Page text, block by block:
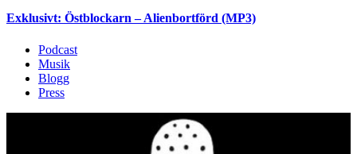
Exklusivt: Östblockarn – Alienbortförd (MP3)
Podcast
Musik
Blogg
Press